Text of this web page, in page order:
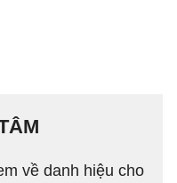
về danh hiệu cho